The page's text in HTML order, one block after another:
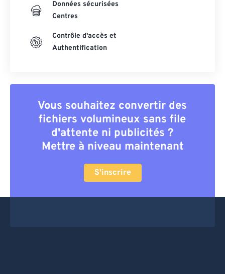
Données sécurisées
Centres
Contrôle d'accès et
Authentification
Vous souhaitez convertir des
fichiers volumineux sans file
d'attente ni publicités ?
Mettre à niveau maintenant
S'inscrire